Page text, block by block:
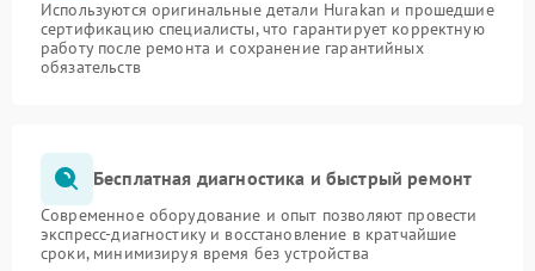
Используются оригинальные детали Hurakan и прошедшие
сертификацию специалисты, что гарантирует корректную
работу после ремонта и сохранение гарантийных
обязательств
Бесплатная диагностика и быстрый ремонт
Современное оборудование и опыт позволяют провести
экспресс-диагностику и восстановление в кратчайшие
сроки, минимизируя время без устройства